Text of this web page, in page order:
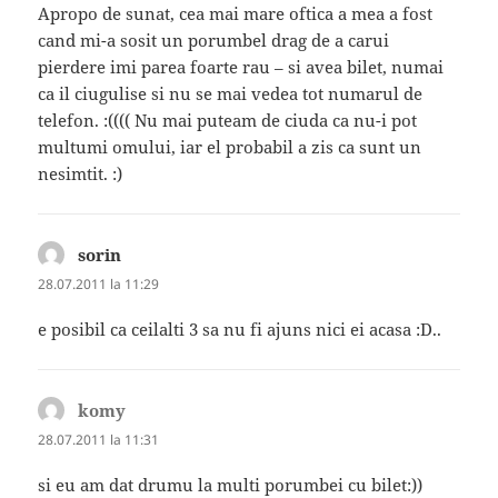
Apropo de sunat, cea mai mare oftica a mea a fost
cand mi-a sosit un porumbel drag de a carui
pierdere imi parea foarte rau – si avea bilet, numai
ca il ciugulise si nu se mai vedea tot numarul de
telefon. :(((( Nu mai puteam de ciuda ca nu-i pot
multumi omului, iar el probabil a zis ca sunt un
nesimtit. :)
sorin
28.07.2011 la 11:29
e posibil ca ceilalti 3 sa nu fi ajuns nici ei acasa :D..
komy
28.07.2011 la 11:31
si eu am dat drumu la multi porumbei cu bilet:))